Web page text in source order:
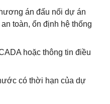
án đấu nối dự án
toàn, ổn định hệ thống
hoặc thông tin điều
có thời hạn của dự